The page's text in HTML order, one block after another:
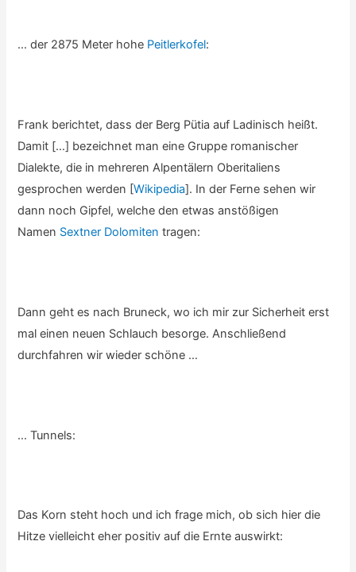
… der 2875 Meter hohe Peitlerkofel:
Frank berichtet, dass der Berg Pütia auf Ladinisch heißt.
Damit […] bezeichnet man eine Gruppe romanischer
Dialekte, die in mehreren Alpentälern Oberitaliens
gesprochen werden [Wikipedia]. In der Ferne sehen wir
dann noch Gipfel, welche den etwas anstößigen
Namen Sextner Dolomiten tragen:
Dann geht es nach Bruneck, wo ich mir zur Sicherheit erst
mal einen neuen Schlauch besorge. Anschließend
durchfahren wir wieder schöne …
… Tunnels:
Das Korn steht hoch und ich frage mich, ob sich hier die
Hitze vielleicht eher positiv auf die Ernte auswirkt: